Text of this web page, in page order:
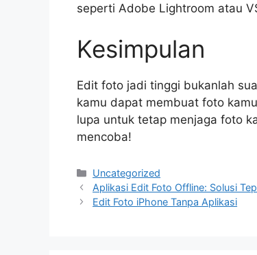
seperti Adobe Lightroom atau
Kesimpulan
Edit foto jadi tinggi bukanlah
kamu dapat membuat foto
lupa untuk tetap menjaga foto
mencoba!
Categories
Uncategorized
Aplikasi Edit Foto Offline: Solusi
Edit Foto iPhone Tanpa Aplikasi